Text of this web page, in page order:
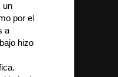
un
por el
a
hizo